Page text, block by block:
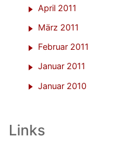
April 2011
März 2011
Februar 2011
Januar 2011
Januar 2010
Links